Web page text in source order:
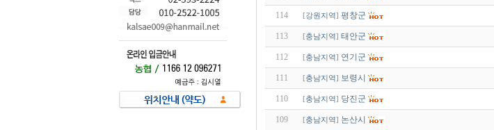
114 [강원지역] 평창군
113 [충남지역] 태안군
112 [충남지역] 연기군
111 [충남지역] 보령시
110 [충남지역] 당진군
109 [충남지역] 논산시